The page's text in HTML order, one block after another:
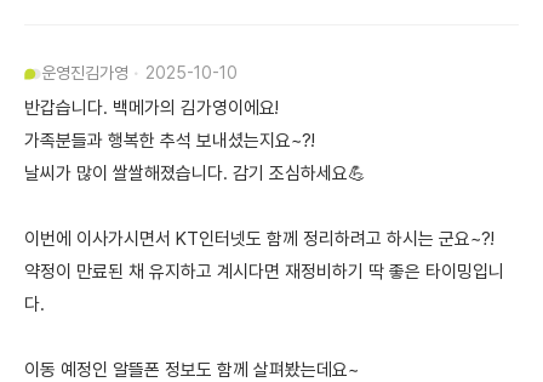
운영진김가영 2025-10-10
반갑습니다. 백메가의 김가영이에요!
가족분들과 행복한 추석 보내셨는지요~?!
날씨가 많이 쌀쌀해졌습니다. 감기 조심하세요💪
이번에 이사가시면서 KT인터넷도 함께 정리하려고 하시는 군요~?!
약정이 만료된 채 유지하고 계시다면 재정비하기 딱 좋은 타이밍입니
다.
이동 예정인 알뜰폰 정보도 함께 살펴봤는데요~